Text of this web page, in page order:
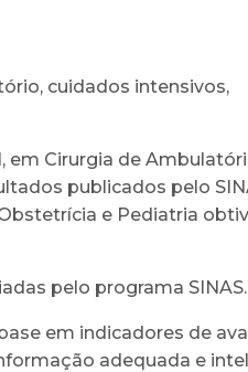
cuidados intensivos,
em Cirurgia de
publicados pelo
e Pediatria
pelo programa SINAS.
em indicadores de
adequada e